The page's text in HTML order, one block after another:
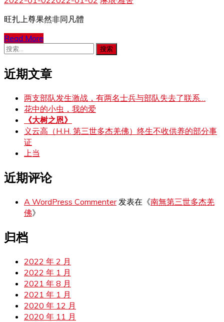
旺扎上尊果然非同凡體
Read More
搜
近期文章
两支部队发生激战，有两名士兵与部队失去了联系…
花中的小虫，我的爱
《大树之恩》
义云高（H.H. 第三世多杰羌佛）终生不收供养的部分事
证
上当
近期评论
A WordPress Commenter发表在《南無第三世多杰羌
佛》
归档
2022 年 2 月
2022 年 1 月
2021 年 8 月
2021 年 1 月
2020 年 12 月
2020 年 11 月